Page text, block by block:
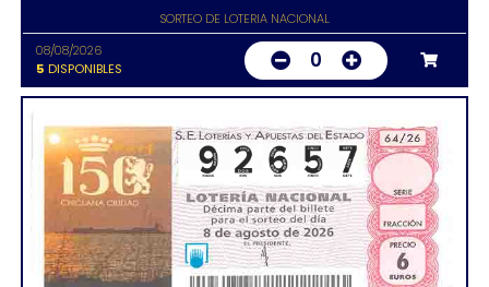
SORTEO DE LOTERIA NACIONAL
08/08/2026
5 DISPONIBLES 0